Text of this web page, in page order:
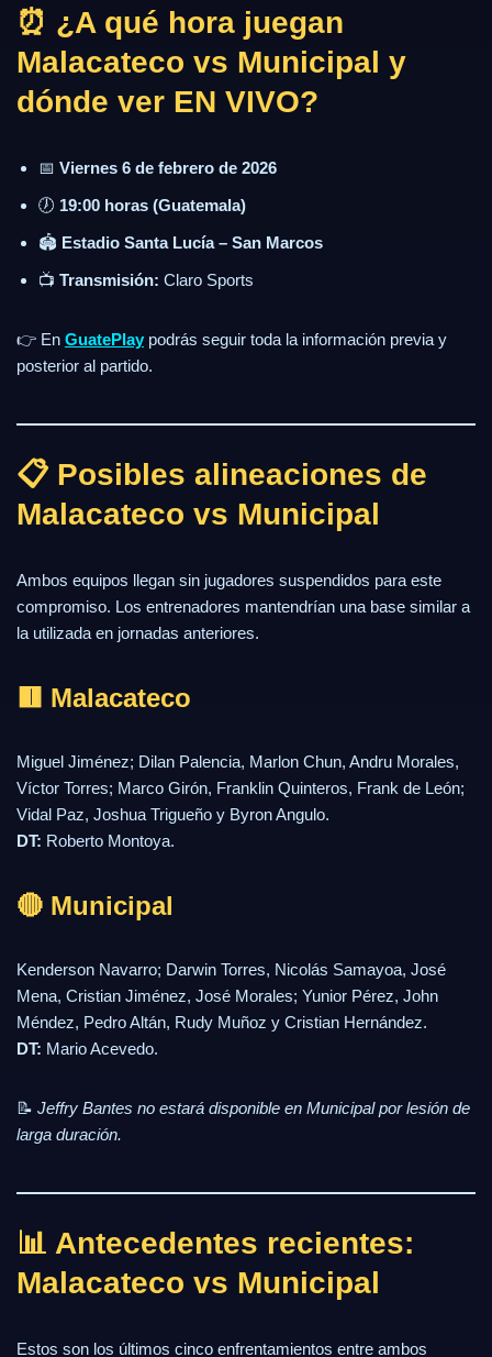
⏰ ¿A qué hora juegan
Malacateco vs Municipal y
dónde ver EN VIVO?
📅 Viernes 6 de febrero de 2026
🕖 19:00 horas (Guatemala)
🏟️ Estadio Santa Lucía – San Marcos
📺 Transmisión: Claro Sports
👉 En GuatePlay podrás seguir toda la información previa y
posterior al partido.
📋 Posibles alineaciones de
Malacateco vs Municipal
Ambos equipos llegan sin jugadores suspendidos para este
compromiso. Los entrenadores mantendrían una base similar a
la utilizada en jornadas anteriores.
🟥 Malacateco
Miguel Jiménez; Dilan Palencia, Marlon Chun, Andru Morales,
Víctor Torres; Marco Girón, Franklin Quinteros, Frank de León;
Vidal Paz, Joshua Trigueño y Byron Angulo.
DT: Roberto Montoya.
🔴 Municipal
Kenderson Navarro; Darwin Torres, Nicolás Samayoa, José
Mena, Cristian Jiménez, José Morales; Yunior Pérez, John
Méndez, Pedro Altán, Rudy Muñoz y Cristian Hernández.
DT: Mario Acevedo.
📝 Jeffry Bantes no estará disponible en Municipal por lesión de
larga duración.
📊 Antecedentes recientes:
Malacateco vs Municipal
Estos son los últimos cinco enfrentamientos entre ambos